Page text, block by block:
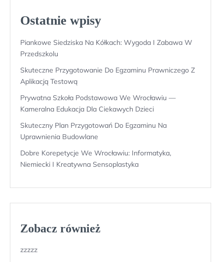
Ostatnie wpisy
Piankowe Siedziska Na Kółkach: Wygoda I Zabawa W
Przedszkolu
Skuteczne Przygotowanie Do Egzaminu Prawniczego Z
Aplikacją Testową
Prywatna Szkoła Podstawowa We Wrocławiu —
Kameralna Edukacja Dla Ciekawych Dzieci
Skuteczny Plan Przygotowań Do Egzaminu Na
Uprawnienia Budowlane
Dobre Korepetycje We Wrocławiu: Informatyka,
Niemiecki I Kreatywna Sensoplastyka
Zobacz również
zzzzz